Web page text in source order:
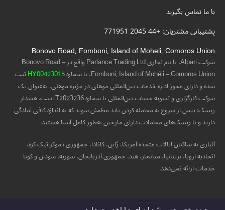
با ما تماس بگیرید
پشتیبانی مشتریان: +44 2045 771951
Bonovo Road, Fomboni, Island of Moheli, Comoros Union
شرکت Alpari، با نام تجاری Parlance Trading Ltd واقع در Bonovo Road –
Fomboni, Island of Mohéli – Comoros Union، با شماره
HY00423015ثبت
شده و دارای مجوز اداره خدمات بین‌المللی موهلی در جزیره موهلی، به‌عنوان یک
شرکت کارگزاری و تسویه حساب بین‌المللی با شماره T2023236 است. هشدار
ریسک: پیش از شروع به معامله کردن باید مطمئن شوید که به اندازه کافی آمادگی
دارید و با ریسک‌های معاملات دارای مارجین به‌طور کامل آشنا هستید.
آلپاری به ساکنان ایالات متحده آمریکا، ژاپن، کانادا، جمهوری دموکراتیک کره،
اتحادیه اروپا، بریتانیا، میانمار، هند، جمهوری آذربایجان، سوریه، سودان و کوبا
خدمات ارائه نمی‌دهد.